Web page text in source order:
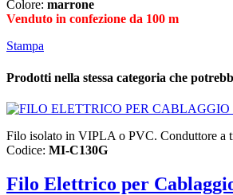
Colore: marrone
Venduto in confezione da 100 m
Stampa
Prodotti nella stessa categoria che
Filo isolato in VIPLA o PVC. Conduttore a
Codice: MI-C130G
Filo Elettrico per